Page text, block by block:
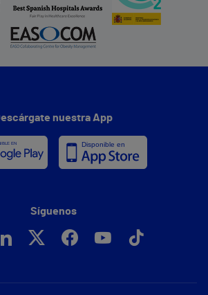
nuestra App
Síguenos